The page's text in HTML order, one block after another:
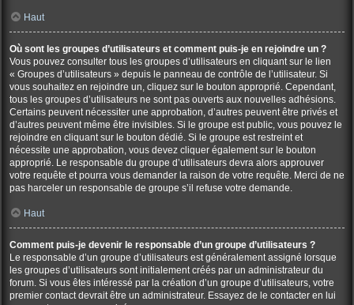
Haut
Où sont les groupes d’utilisateurs et comment puis-je en rejoindre un ?
Vous pouvez consulter tous les groupes d’utilisateurs en cliquant sur le lien
« Groupes d’utilisateurs » depuis le panneau de contrôle de l’utilisateur. Si
vous souhaitez en rejoindre un, cliquez sur le bouton approprié. Cependant,
tous les groupes d’utilisateurs ne sont pas ouverts aux nouvelles adhésions.
Certains peuvent nécessiter une approbation, d’autres peuvent être privés et
d’autres peuvent même être invisibles. Si le groupe est public, vous pouvez le
rejoindre en cliquant sur le bouton dédié. Si le groupe est restreint et
nécessite une approbation, vous devez cliquer également sur le bouton
approprié. Le responsable du groupe d’utilisateurs devra alors approuver
votre requête et pourra vous demander la raison de votre requête. Merci de ne
pas harceler un responsable de groupe s’il refuse votre demande.
Haut
Comment puis-je devenir le responsable d’un groupe d’utilisateurs ?
Le responsable d’un groupe d’utilisateurs est généralement assigné lorsque
les groupes d’utilisateurs sont initialement créés par un administrateur du
forum. Si vous êtes intéressé par la création d’un groupe d’utilisateurs, votre
premier contact devrait être un administrateur. Essayez de le contacter en lui